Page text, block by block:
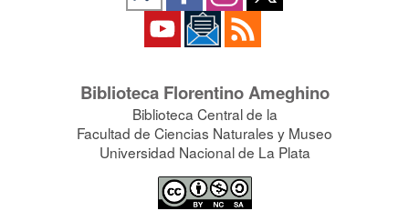
Biblioteca Florentino Ameghino
Biblioteca Central de la
Facultad de Ciencias Naturales y Museo
Universidad Nacional de La Plata